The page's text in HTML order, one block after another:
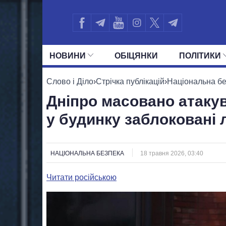
НОВИНИ ОБIЦЯНКИ ПОЛIТИКИ
УСІ ПОЛІТИКИ ПРЕЗИДЕНТ І
Слово і Діло›Стрічка публікацій›Національна
Дніпро масовано
у будинку
НАЦІОНАЛЬНА БЕЗПЕКА 18 травня 2026, 03:40
Читати російською